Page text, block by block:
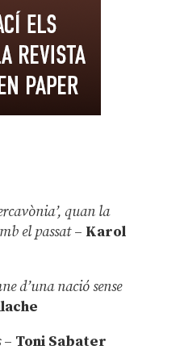
quan la
el passat– Karol
d’una nació sense
– Toni Sabater